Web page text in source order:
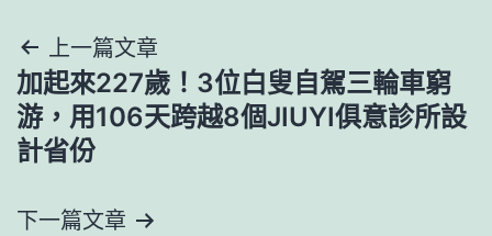
文
章
導
覽
上一篇文章
加起來227歲！3位白叟自駕三輪車窮
游，用106天跨越8個JIUYI俱意診所設
計省份
下一篇文章